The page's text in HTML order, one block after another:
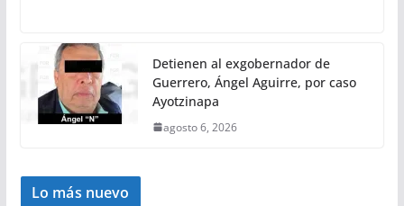
Detienen al exgobernador de
Guerrero, Ángel Aguirre, por caso
Ayotzinapa
agosto 6, 2026
Lo más nuevo